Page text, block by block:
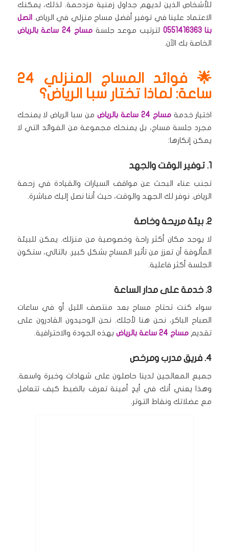
للأشخاص الذين لديهم جداول زمنية مزدحمة. لذلك، يمكنك
الاعتماد علينا في توفير أفضل مساج منزلي في الرياض. اتصل
بنا 0551416363
لترتيب موعد جلسةمساج 24 ساعة بالرياض
الخاصة بك الآن.
🌟 فوائد المساج المنزلي 24
ساعة: لماذا تختار سبا الرياض؟
اختيار خدمةمساج 24 ساعة بالرياض
من سبا الرياض لا يمنحك
مجرد جلسة مساج، بل يمنحك مجموعة من الفوائد التي لا
يمكن إنكارها:
1. توفير الوقت والجهد
تجنب عناء البحث عن مواقف السيارات والقيادة في زحمة
الرياض. نوفر لك الجهد والوقت، حيث أننا نصل إليك مباشرة.
2. بيئة مريحة وخاصة
لا يوجد مكان أكثر راحة وخصوصية من منزلك. يمكن للبيئة
المألوفة أن تعزز من تأثير المساج بشكل كبير. بالتالي، ستكون
الجلسة أكثر فاعلية.
3. خدمة على مدار الساعة
سواء كنت تحتاج مساج بعد منتصف الليل أو في ساعات
الصباح الباكر، نحن هنا لأجلك.نحن الوحيدون القادرون على
تقديم مساج 24 ساعة بالرياض بهذه الجودة والاحترافية.
4. فريق مدرب ومرخص
جميع المعالجين لدينا حاصلون على شهادات وخبرة واسعة.
وهذا يعني أنك في أيدٍ أمينة تعرف بالضبط كيف تتعامل
مع عضلاتك ونقاط التوتر.